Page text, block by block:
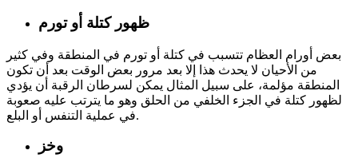
ظهور كتلة أو تورم
بعض أورام العظام تتسبب في كتلة أو تورم في المنطقة وفي كثير
من الأحيان لا يحدث هذا إلا بعد مرور بعض الوقت بعد أن تكون
المنطقة مؤلمة، على سبيل المثال يمكن لسرطان الرقبة أن يؤدي
لظهور كتلة في الجزء الخلفي من الحلق وهو ما يترتب عليه صعوبة
في عملية التنفس أو البلع.